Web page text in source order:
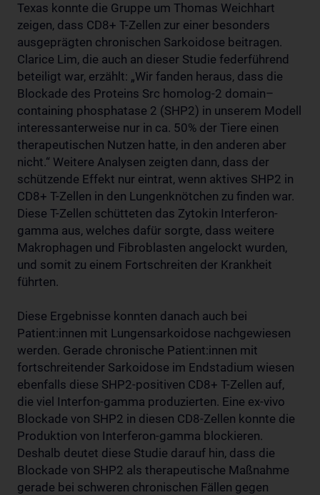
Texas konnte die Gruppe um Thomas Weichhart
zeigen, dass CD8+ T-Zellen zur einer besonders
ausgeprägten chronischen Sarkoidose beitragen.
Clarice Lim, die auch an dieser Studie federführend
beteiligt war, erzählt: „Wir fanden heraus, dass die
Blockade des Proteins Src homolog-2 domain–
containing phosphatase 2 (SHP2) in unserem Modell
interessanterweise nur in ca. 50% der Tiere einen
therapeutischen Nutzen hatte, in den anderen aber
nicht.“ Weitere Analysen zeigten dann, dass der
schützende Effekt nur eintrat, wenn aktives SHP2 in
CD8+ T-Zellen in den Lungenknötchen zu finden war.
Diese T-Zellen schütteten das Zytokin Interferon-
gamma aus, welches dafür sorgte, dass weitere
Makrophagen und Fibroblasten angelockt wurden,
und somit zu einem Fortschreiten der Krankheit
führten.
Diese Ergebnisse konnten danach auch bei
Patient:innen mit Lungensarkoidose nachgewiesen
werden. Gerade chronische Patient:innen mit
fortschreitender Sarkoidose im Endstadium wiesen
ebenfalls diese SHP2-positiven CD8+ T-Zellen auf,
die viel Interfon-gamma produzierten. Eine ex-vivo
Blockade von SHP2 in diesen CD8-Zellen konnte die
Produktion von Interferon-gamma blockieren.
Deshalb deutet diese Studie darauf hin, dass die
Blockade von SHP2 als therapeutische Maßnahme
gerade bei schweren chronischen Fällen gegen